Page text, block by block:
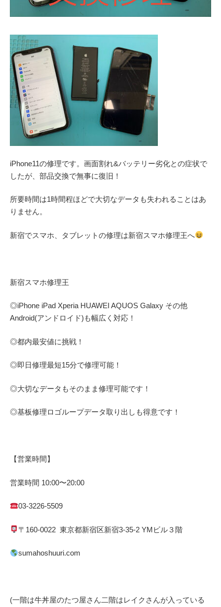
iPhone11の修理です。画面割れ&バッテリー劣化との症状で
したが、部品交換で無事に復旧！
所要時間は1時間程ほどで大切なデータも失われることはあ
りません。
新宿でスマホ、タブレットの修理は新宿スマホ修理王へ
新宿スマホ修理王
◎iPhone iPad Xperia HUAWEI AQUOS Galaxy その他
Android(アンドロイド) も幅広く対応！
◎都内最安値に挑戦！
◎即日修理最短15分で修理可能！
◎大切なデータもそのまま修理可能です！
◎基板修理ロゴループデータ取り出しも得意です！
【営業時間】
営業時間 10:00〜20:00
03-3226-5509
〒 160-0022 東京都新宿区新宿3-35-2 YMビル３階
sumahoshuuri.com
(一階は牛丼屋のたつ屋さん二階はレイクさんが入っている